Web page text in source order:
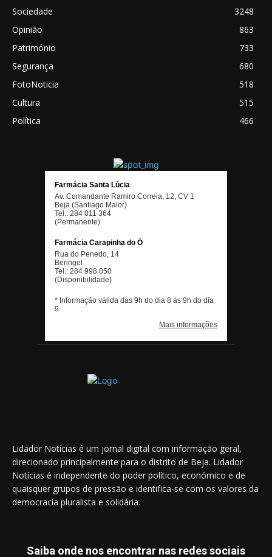
Sociedade
3248
Opinião
863
Património
733
Segurança
680
FotoNoticia
518
Cultura
515
Política
466
Lidador Notícias é um jornal digital com informação geral,
direcionado principalmente para o distrito de Beja. Lidador
Notícias é independente do poder político, económico e de
quaisquer grupos de pressão e identifica-se com os valores da
democracia pluralista e solidária.
Saiba onde nos encontrar nas redes sociais